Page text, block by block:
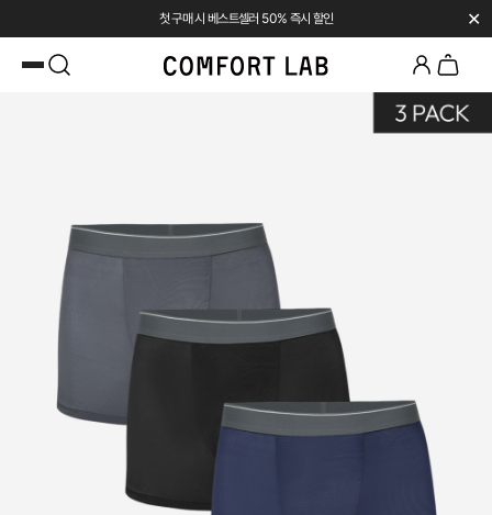
첫 구매 시 베스트셀러 50% 즉시 할인 ✕